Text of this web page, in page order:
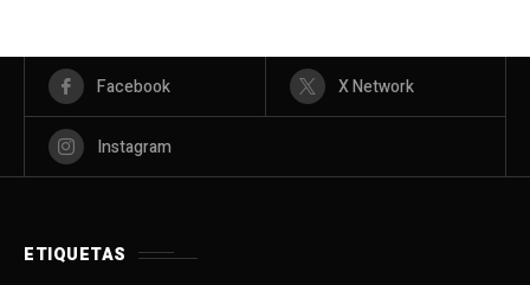
Facebook X Network
Instagram
ETIQUETAS